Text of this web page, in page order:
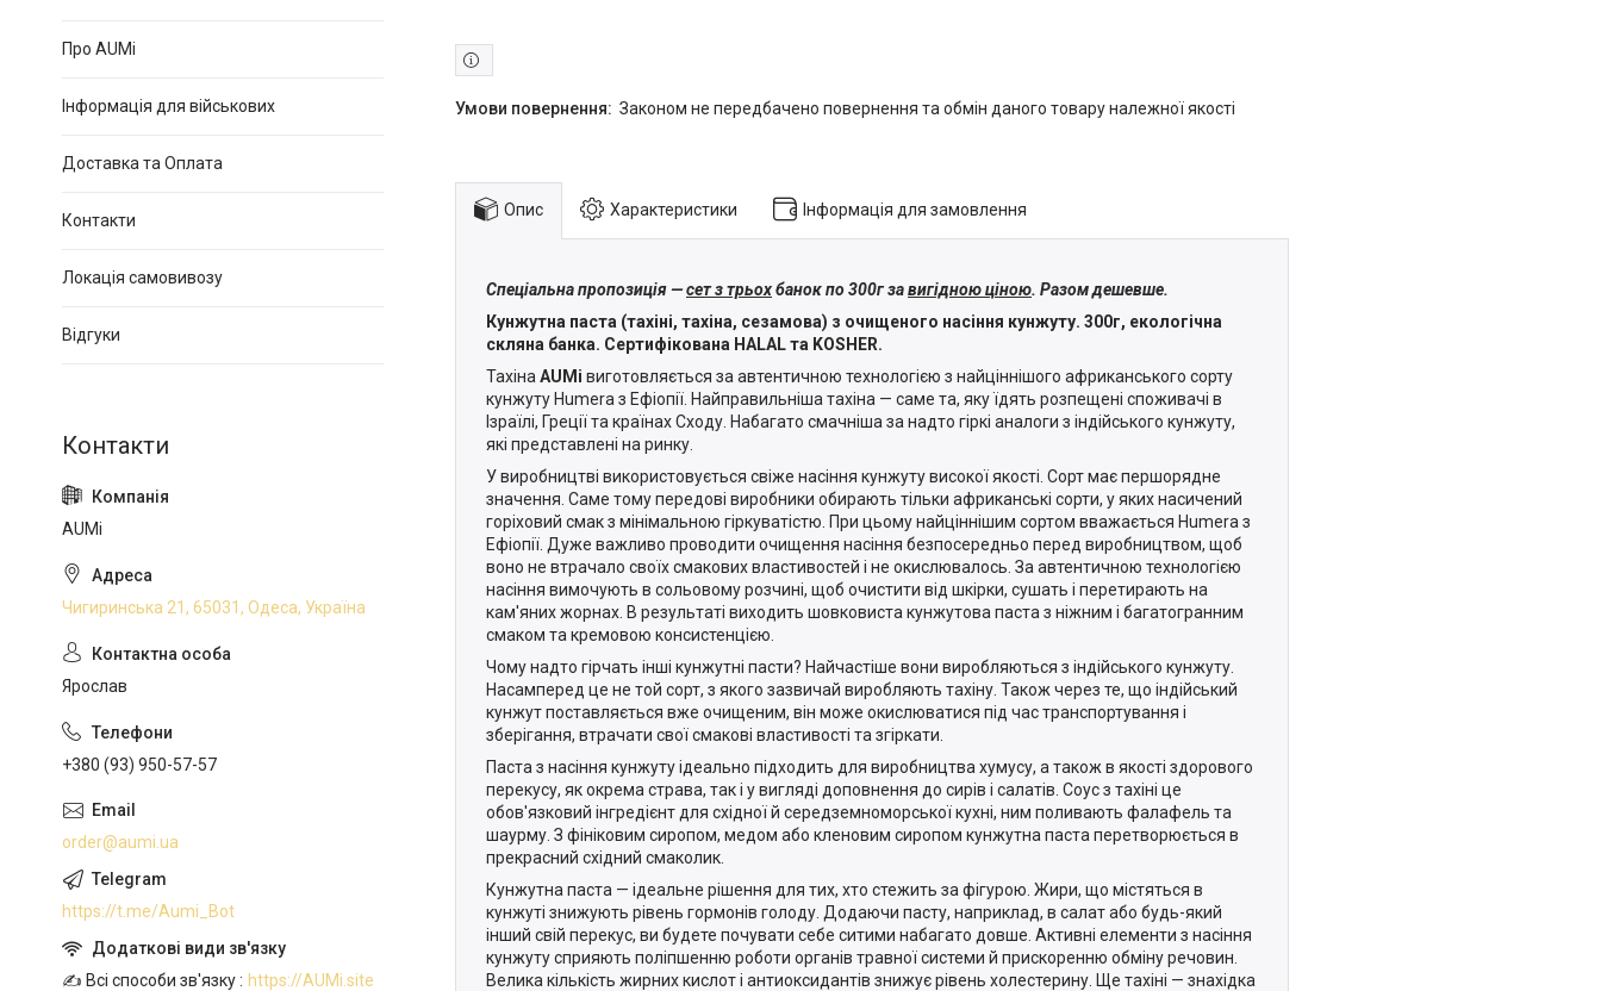
Законом не передбачено повернення та обмін даного товару належної якості
Опис Характеристики Інформація для замовлення
Спеціальна пропозиція —сет з трьохбанок по 300г завигідною ціною. Разом дешевше.
Кунжутна паста (тахіні, тахіна, сезамова) з очищеного насіння кунжуту. 300г, екологічна
скляна банка. Сертифікована HALAL та KOSHER.
Тахіна AUMі виготовляється за автентичною технологією з найціннішого африканського сорту
кунжуту Humera з Ефіопії. Найправильніша тахіна — саме та, яку їдять розпещені споживачі в
Ізраїлі, Греції та країнах Сходу. Набагато смачніша за надто гіркі аналоги з індійського кунжуту,
які представлені на ринку.
У виробництві використовується свіже насіння кунжуту високої якості. Сорт має першорядне
значення. Саме тому передові виробники обирають тільки африканські сорти, у яких насичений
горіховий смак з мінімальною гіркуватістю. При цьому найціннішим сортом вважається Humera з
Ефіопії. Дуже важливо проводити очищення насіння безпосередньо перед виробництвом, щоб
воно не втрачало своїх смакових властивостей і не окислювалось. За автентичною технологією
насіння вимочують в сольовому розчині, щоб очистити від шкірки, сушать і перетирають на
кам'яних жорнах . В результаті виходить шовковиста кунжутова паста з ніжним і багатогранним
смаком та кремовою консистенцією.
Чому надто гірчать інші кунжутні пасти? Найчастіше вони виробляються з індійського кунжуту.
Насамперед це не той сорт, з якого зазвичай виробляють тахіну. Також через те, що індійський
кунжут поставляється вже очищеним, він може окислюватися під час транспортування і
зберігання, втрачати свої смакові властивості та згіркати.
Паста з насіння кунжуту ідеально підходить для виробництва хумусу, а також в якості здорового
перекусу, як окрема страва, так і у вигляді доповнення до сирів і салатів. Соус з тахіні це
обов'язковий інгредієнт для східної й середземноморськоїкухні, ним поливають фалафель та
шаурму. З фініковим сиропом, медом або кленовим сиропом кунжутна паста перетворюється в
прекрасний східний смаколик.
Кунжутна паста — ідеальне рішення для тих, хто стежить за фігурою. Жири, що містяться в
кунжуті знижують рівень гормонів голоду. Додаючи пасту, наприклад, в салат або будь-який
інший свій перекус, ви будете почувати себе ситими набагато довше. Активні елементи з насіння
кунжуту сприяють поліпшенню роботи органів травної системи й прискоренню обміну речовин.
Велика кількість жирних кислот і антиоксидантів знижує рівень холестерину. Ще тахіні — знахідка
Про AUMi
Інформація для військових
Доставка та Оплата
Контакти
Локація самовивозу
Відгуки
AUMi
Чигиринська 21, 65031, Одеса, Україна
Ярослав
+380 (93) 950-57-57
order@aumi.ua
https://t.me/Aumi_Bot
✍️ Всі способи зв'язку https://AUMi.site